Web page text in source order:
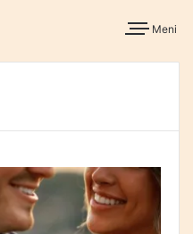
Meni